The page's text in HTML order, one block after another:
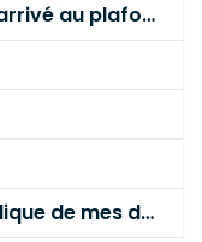
🚨 Réforme ARE 2025 : qui est arrivé au plafond des 60 % en gardant son entreprise ?
Ras-le-bol de l’exposition publique de mes données personnelles liées à mon entreprise